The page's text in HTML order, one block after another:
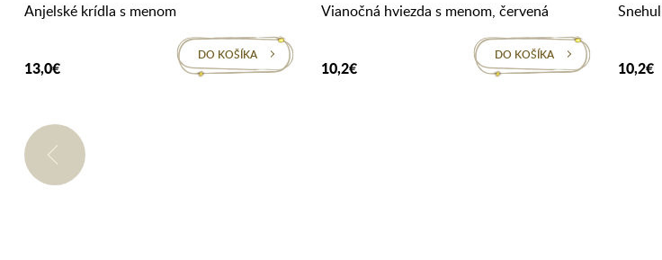
Anjelské krídla s menom
13,0€
DO KOŠÍKA
Vianočná hviezda s menom, červená
10,2€
DO KOŠÍKA
10,2€